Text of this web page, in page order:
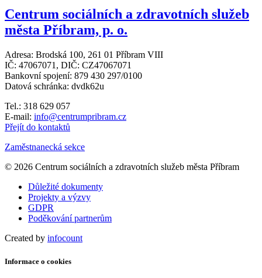
Centrum sociálních a zdravotních služeb
města Příbram, p. o.
Adresa: Brodská 100, 261 01 Příbram VIII
IČ: 47067071, DIČ: CZ47067071
Bankovní spojení: 879 430 297/0100
Datová schránka: dvdk62u
Tel.: 318 629 057
E-mail: info@centrumpribram.cz
Přejít do kontaktů
Zaměstnanecká sekce
© 2026 Centrum sociálních a zdravotních služeb města Příbram
Důležité dokumenty
Projekty a výzvy
GDPR
Poděkování partnerům
Created by infocount
Informace o cookies